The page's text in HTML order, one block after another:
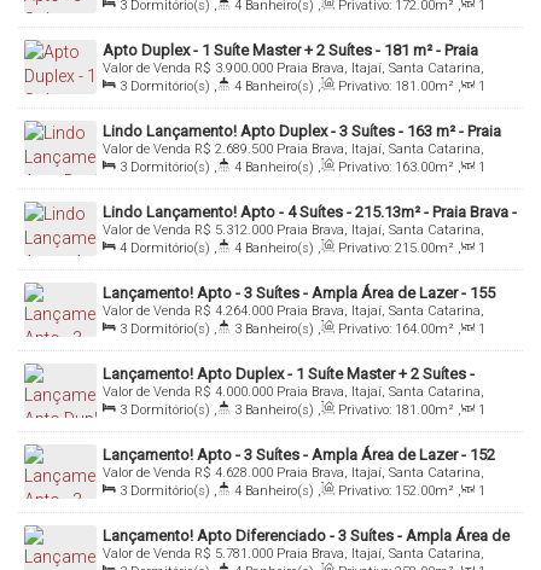
denis@denisalexandreimoveis.com.br
Agende uma visita ao imóvel!
Brasil
3 Dormitório(s) , 4 Banheiro(s) , Privativo: 172.00m² ,
1
Sala(s) , 3 Suíte(s) , Total: 242.00m² , 3 Vaga(s) ,
Útil:
172.00m²
Apto Duplex - 1 Suíte Master + 2 Suítes - 181 m² - Praia
Brava - Itajaí/SC
R$ 3.900.000
Valor de Venda
Praia Brava, Itajaí, Santa Catarina,
Brasil
3 Dormitório(s) , 4 Banheiro(s) , Privativo: 181 .00m² ,
1
Sala(s) , 3 Suíte(s) , 3 Vaga(s) , Útil: 181.00m²
Lindo Lançamento! Apto Duplex - 3 Suítes - 163 m² - Praia
Brava - Itajaí/SC
R$ 2.689.500
Valor de Venda
Praia Brava, Itajaí, Santa Catarina,
Brasil
3 Dormitório(s) , 4 Banheiro(s) , Privativo: 163.00m² ,
1
Sala(s) , 3 Suíte(s) , 3 Vaga(s) , Útil: 163.00m²
Lindo Lançamento! Apto - 4 Suítes - 215.13m² - Praia Brava -
Itajaí/SC
R$ 5.312.000
Valor de Venda
Praia Brava, Itajaí, Santa Catarina,
Brasil
4 Dormitório(s) , 4 Banheiro(s) , Privativo: 215.00m² ,
1
Sala(s) , 4 Suíte(s) , 3 Vaga(s) , Útil: 215.00m²
Lançamento! Apto - 3 Suítes - Ampla Área de Lazer - 155
m² - Praia Brava - Itajaí/SC
R$ 4.264.000
Valor de Venda
Praia Brava, Itajaí, Santa Catarina,
Brasil
3 Dormitório(s) , 3 Banheiro(s) , Privativo: 164.00m² ,
1
Sala(s) , 3 Suíte(s) , Total: 263.00m² , 3 Vaga(s)
Lançamento! Apto Duplex - 1 Suíte Master + 2 Suítes -
Ampla Área de Lazer - 181 m² - Praia Brava - Itajaí/SC
R$ 4.000.000
Valor de Venda
Praia Brava, Itajaí, Santa Catarina,
Brasil
3 Dormitório(s) , 3 Banheiro(s) , Privativo: 181 .00m² ,
1
Sala(s) , 3 Suíte(s) , 3 Vaga(s) , Útil: 181.00m²
Lançamento! Apto - 3 Suítes - Ampla Área de Lazer - 152
m² - Praia Brava - Itajaí/SC
R$ 4.628.000
Valor de Venda
Praia Brava, Itajaí, Santa Catarina,
Brasil
3 Dormitório(s) , 4 Banheiro(s) , Privativo: 152.00m² ,
1
Sala(s) , 3 Suíte(s) , 3 Vaga(s) , Útil: 152.00m²
Lançamento! Apto Diferenciado - 3 Suítes - Ampla Área de
Lazer - 258 m² - Praia Brava - Itajaí/SC
R$ 5.781.000
Valor de Venda
Praia Brava, Itajaí, Santa Catarina,